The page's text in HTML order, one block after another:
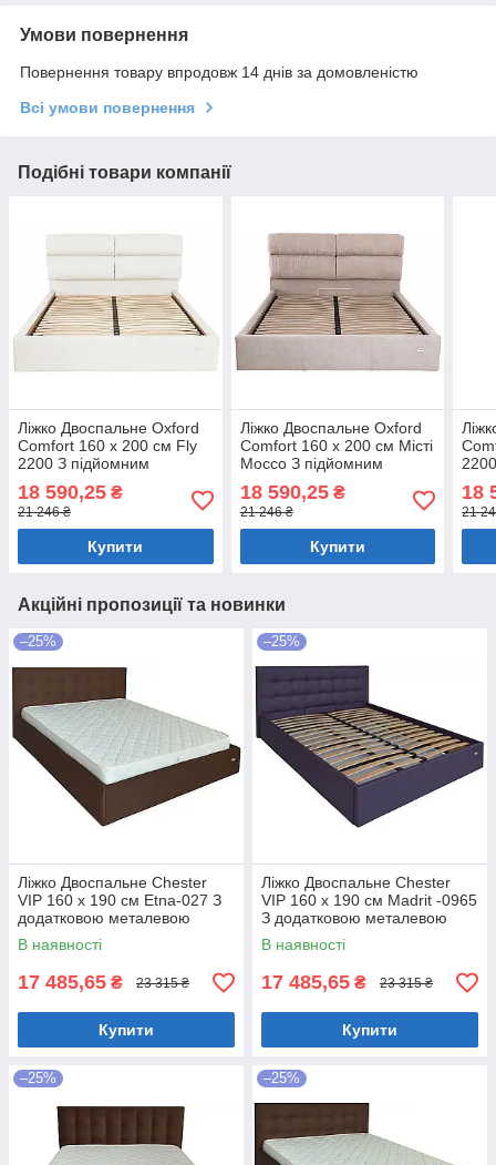
Умови повернення
Повернення товару впродовж 14 днів за домовленістю
Всі умови повернення
Подібні товари компанії
Ліжко Двоспальне Oxford
Comfort 160 х 200 см Fly
2200 З підйомним
механізмом та нішою для
білизни Білий
18 590,25 ₴
21 246 ₴
Купити
Ліжко Двоспальне Oxford
Comfort 160 х 200 см Місті
Mocco З підйомним
механізмом та нішою для
білизни Мокко
18 590,25₴
21 246 ₴
Купити
18
21
Акційні пропозиції та новинки
–25%
Ліжко Двоспальне Chester
VIP 160 х 190 см Etna-027 З
додатковою металевою
цільнозварною рамою
Коричневий
В наявності
17 485,65 ₴ 23 315 ₴
Купити
–25%
Ліжко Двоспальне Chester
VIP 160 х 190 см Madrit -0965
З додатковою металевою
цільнозварною рамою
Фіолетовий
В наявності
17 485,65 ₴ 23 315 ₴
Купити
–25% –25%